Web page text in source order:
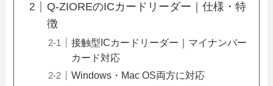
Q-ZIOREのICカードリーダー｜仕様・特
徴
接触型ICカードリーダー｜マイナンバー
カード対応
Windows・Mac OS両方に対応